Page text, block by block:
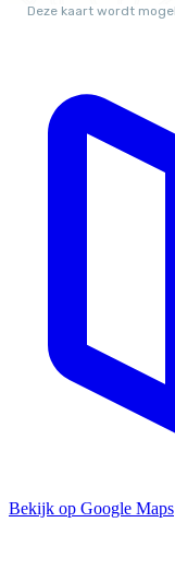
Bekijk op Google Maps